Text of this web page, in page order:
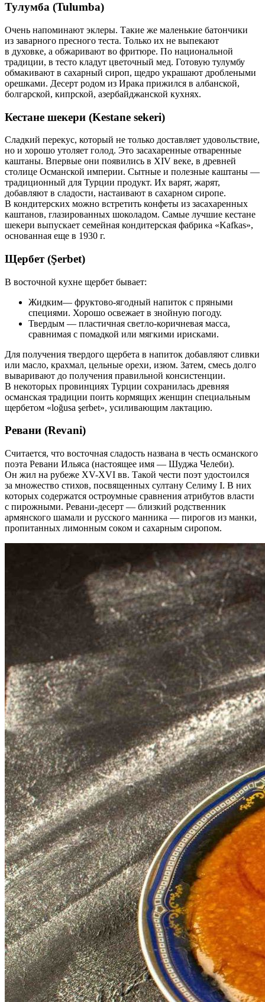
Тулумба (Tulumba)
Очень напоминают эклеры. Такие же маленькие батончики
из заварного пресного теста. Только их не выпекают
в духовке, а обжаривают во фритюре. По национальной
традиции, в тесто кладут цветочный мед. Готовую тулумбу
обмакивают в сахарный сироп, щедро украшают дроблеными
орешками. Десерт родом из Ирака прижился в албанской,
болгарской, кипрской, азербайджанской кухнях.
Кестане шекери (Kestane sekeri)
Сладкий перекус, который не только доставляет удовольствие,
но и хорошо утоляет голод. Это засахаренные отваренные
каштаны. Впервые они появились в XIV веке, в древней
столице Османской империи. Сытные и полезные каштаны —
традиционный для Турции продукт. Их варят, жарят,
добавляют в сладости, настаивают в сахарном сиропе.
В кондитерских можно встретить конфеты из засахаренных
каштанов, глазированных шоколадом. Самые лучшие кестане
шекери выпускает семейная кондитерская фабрика «Kafkas»,
основанная еще в 1930 г.
Щербет (Şerbet)
В восточной кухне щербет бывает:
Жидким— фруктово-ягодный напиток с пряными
специями. Хорошо освежает в знойную погоду.
Твердым — пластичная светло-коричневая масса,
сравнимая с помадкой или мягкими ирисками.
Для получения твердого щербета в напиток добавляют сливки
или масло, крахмал, цельные орехи, изюм. Затем, смесь долго
вываривают до получения правильной консистенции.
В некоторых провинциях Турции сохранилась древняя
османская традиции поить кормящих женщин специальным
щербетом «loğusa şerbet», усиливающим лактацию.
Ревани (Revani)
Считается, что восточная сладость названа в честь османского
поэта Ревани Ильяса (настоящее имя — Шуджа Челеби).
Он жил на рубеже XV-XVI вв. Такой чести поэт удостоился
за множество стихов, посвященных султану Селиму I. В них
которых содержатся остроумные сравнения атрибутов власти
с пирожными. Ревани-десерт — близкий родственник
армянского шамали и русского манника — пирогов из манки,
пропитанных лимонным соком и сахарным сиропом.